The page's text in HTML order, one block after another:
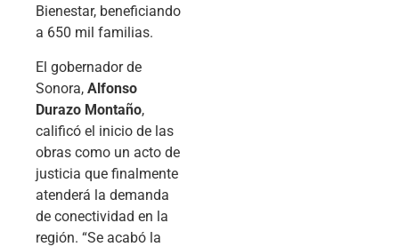
Bienestar, beneficiando
a 650 mil familias.
El gobernador de
Sonora, Alfonso
Durazo Montaño,
calificó el inicio de las
obras como un acto de
justicia que finalmente
atenderá la demanda
de conectividad en la
región. “Se acabó la